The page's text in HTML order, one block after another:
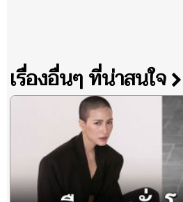
เรื่องอื่นๆ ที่น่าสนใจ